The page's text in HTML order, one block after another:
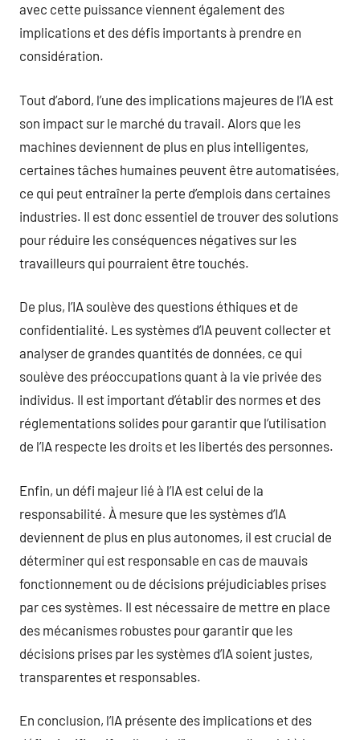
avec cette puissance viennent également des
implications et des défis importants à prendre en
considération.
Tout d’abord, l’une des implications majeures de l’IA est
son impact sur le marché du travail. Alors que les
machines deviennent de plus en plus intelligentes,
certaines tâches humaines peuvent être automatisées,
ce qui peut entraîner la perte d’emplois dans certaines
industries. Il est donc essentiel de trouver des solutions
pour réduire les conséquences négatives sur les
travailleurs qui pourraient être touchés.
De plus, l’IA soulève des questions éthiques et de
confidentialité. Les systèmes d’IA peuvent collecter et
analyser de grandes quantités de données, ce qui
soulève des préoccupations quant à la vie privée des
individus. Il est important d’établir des normes et des
réglementations solides pour garantir que l’utilisation
de l’IA respecte les droits et les libertés des personnes.
Enfin, un défi majeur lié à l’IA est celui de la
responsabilité. À mesure que les systèmes d’IA
deviennent de plus en plus autonomes, il est crucial de
déterminer qui est responsable en cas de mauvais
fonctionnement ou de décisions préjudiciables prises
par ces systèmes. Il est nécessaire de mettre en place
des mécanismes robustes pour garantir que les
décisions prises par les systèmes d’IA soient justes,
transparentes et responsables.
En conclusion, l’IA présente des implications et des